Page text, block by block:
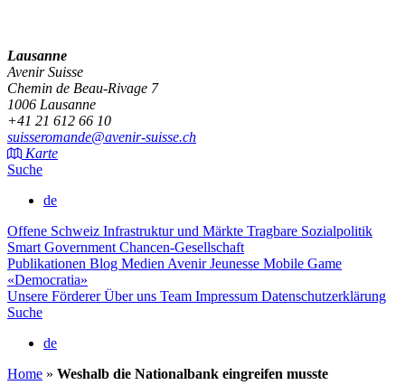
Lausanne
Avenir Suisse
Chemin de Beau-Rivage 7
1006 Lausanne
+41 21 612 66 10
suisseromande@avenir-suisse.ch
Karte
Suche
de
Offene Schweiz Infrastruktur und Märkte Tragbare Sozialpolitik
Smart Government Chancen-Gesellschaft
Publikationen Blog Medien Avenir Jeunesse Mobile Game
«Democratia»
Unsere FördererÜber uns Team Impressum Datenschutzerklärung
Suche
de
Home » Weshalb die Nationalbank eingreifen musste